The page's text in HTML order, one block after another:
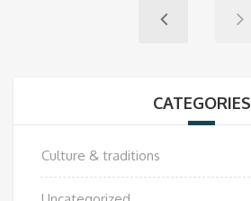
CATEGORIES
Culture & traditions